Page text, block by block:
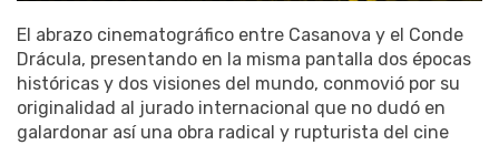
El abrazo cinematográfico entre Casanova y el Conde
Drácula, presentando en la misma pantalla dos épocas
históricas y dos visiones del mundo, conmovió por su
originalidad al jurado internacional que no dudó en
galardonar así una obra radical y rupturista del cine